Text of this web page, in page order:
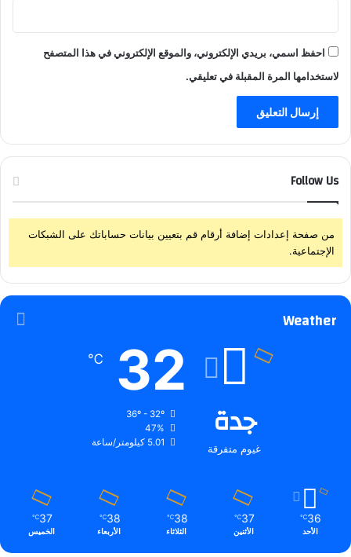
احفظ اسمي، بريدي الإلكتروني، والموقع الإلكتروني في هذا المتصفح
لاستخدامها المرة المقبلة في تعليقي.
Follow Us
من صفحة إعدادات إضافة أرقام قم بتعيين بيانات حساباتك على الشبكات
الإجتماعية.
Weather
جدة
غيوم متفرقة
32
℃
36º - 32º
47%
5.01 كيلومتر/ساعة
36
℃
الأحد
37
℃
الأثنين
38
℃
الثلاثاء
38
℃
الأربعاء
37
℃
الخميس